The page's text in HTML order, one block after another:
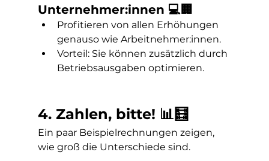
Unternehmer:innen 💻🏢
Profitieren von allen Erhöhungen
genauso wie Arbeitnehmer:innen.
Vorteil: Sie können zusätzlich durch
Betriebsausgaben optimieren.
4. Zahlen, bitte! 📊🧮
Ein paar Beispielrechnungen zeigen,
wie groß die Unterschiede sind.